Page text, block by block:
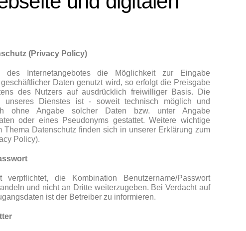
(Privacy Policy)
des Internetangebotes die Möglichkeit zur Eingabe
Daten genutzt wird, so erfolgt die Preisgabe
des Nutzers auf ausdrücklich freiwilliger Basis. Die
unseres Dienstes ist - soweit technisch möglich und
ohne Angabe solcher Daten bzw. unter Angabe
oder eines Pseudonyms gestattet. Weitere wichtige
Thema Datenschutz finden sich in unserer Erklärung zum
Policy).
die Kombination Benutzername/Passwort
und nicht an Dritte weiterzugeben. Bei Verdacht auf
ist der Betreiber zu informieren.